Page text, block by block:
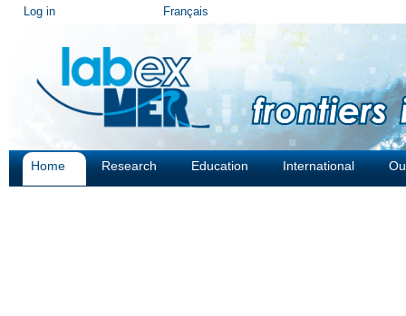
Personal
Log in Français
Home Research Education International